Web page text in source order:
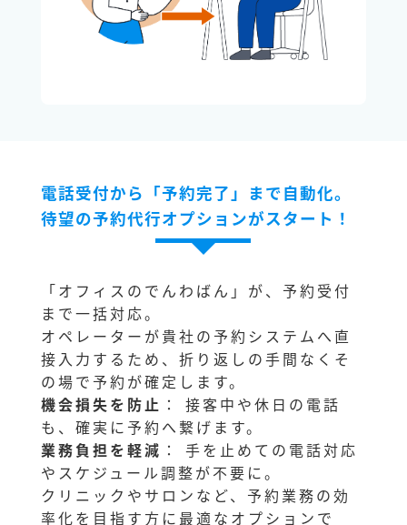
電話受付から「予約完了」まで自動化。
待望の予約代行オプションがスタート！
「オフィスのでんわばん」が、予約受付
まで一括対応。
オペレーターが貴社の予約システムへ直
接入力するため、折り返しの手間なくそ
の場で予約が確定します。
機会損失を防止 ： 接客中や休日の電話
も、確実に予約へ繋げます。
業務負担を軽減 ： 手を止めての電話対応
やスケジュール調整が不要に。
クリニックやサロンなど、予約業務の効
率化を目指す方に最適なオプションで